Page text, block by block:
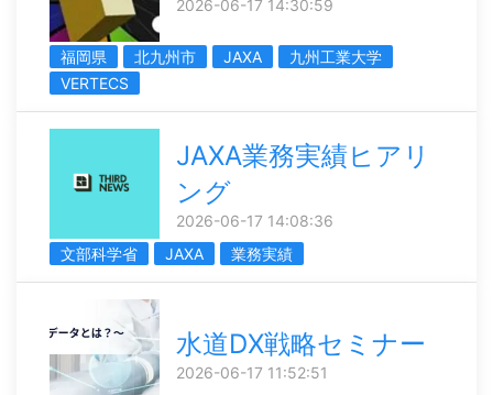
2026-06-17 14:30:59
福岡県 北九州市 JAXA
九州工業大学
VERTECS
JAXA業務実績ヒアリ
ング
2026-06-17 14:08:36
文部科学省
JAXA 業務実績
水道DX戦略セミナー
2026-06-17 11:52:51